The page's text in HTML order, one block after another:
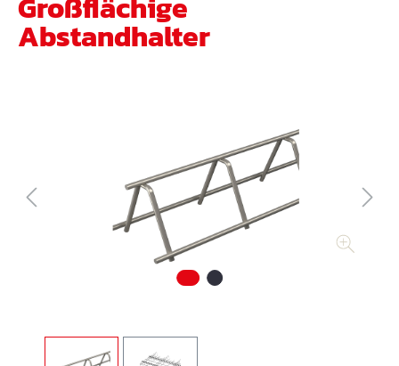
Abstandhalter